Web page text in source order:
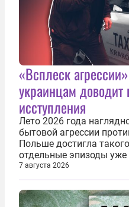
«Всплеск
украинцам доводит
исступления
Лето 2026 года
бытовой агрессии
Польше достигла
отдельные эпизоды
случайными. Поляки,
буквально теряют
украинским беженцам,
по-своему...
7 августа 2026